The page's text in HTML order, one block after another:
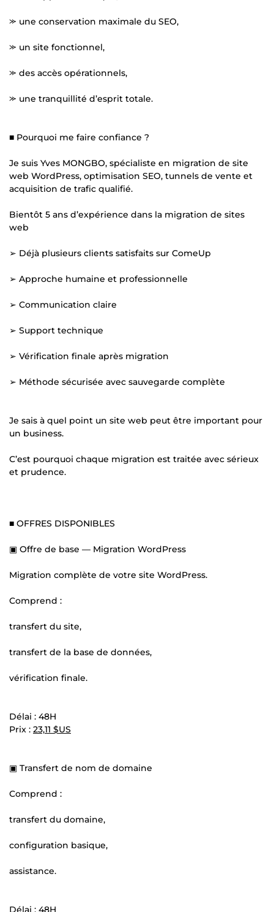
⪼ une conservation maximale du SEO,
⪼ un site fonctionnel,
⪼ des accès opérationnels,
⪼ une tranquillité d’esprit totale.
■ Pourquoi me faire confiance ?
Je suis Yves MONGBO, spécialiste en migration de site
web WordPress, optimisation SEO, tunnels de vente et
acquisition de trafic qualifié.
Bientôt 5 ans d’expérience dans la migration de sites
web
➢ Déjà plusieurs clients satisfaits sur ComeUp
➢ Approche humaine et professionnelle
➢ Communication claire
➢ Support technique
➢ Vérification finale après migration
➢ Méthode sécurisée avec sauvegarde complète
Je sais à quel point un site web peut être important pour
un business.
C’est pourquoi chaque migration est traitée avec sérieux
et prudence.
■ OFFRES DISPONIBLES
▣ Offre de base — Migration WordPress
Migration complète de votre site WordPress.
Comprend :
transfert du site,
transfert de la base de données,
vérification finale.
Délai : 48H
Prix : 23,11 $US
▣ Transfert de nom de domaine
Comprend :
transfert du domaine,
configuration basique,
assistance.
Délai : 48H